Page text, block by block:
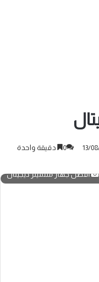
0 دقيقة واحدة
أفضل جهاز ملتميتر ديجيتال